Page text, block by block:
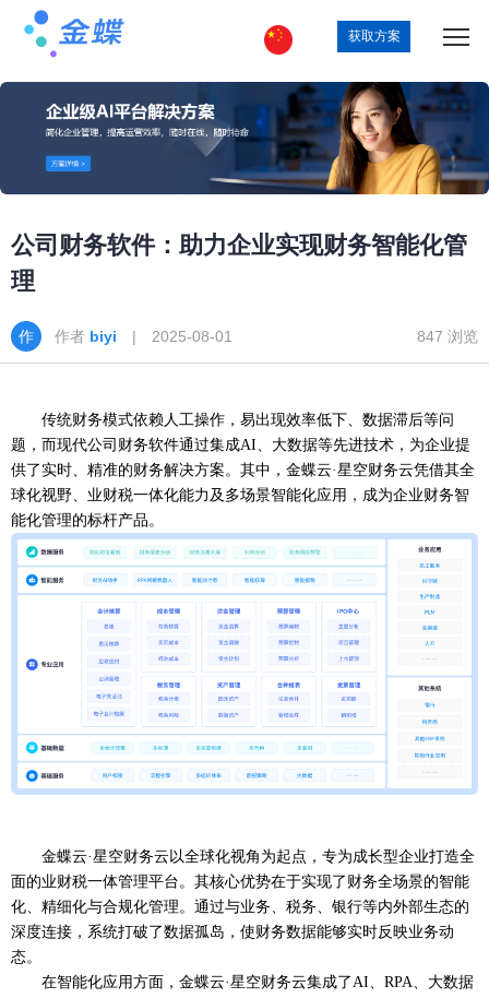
获取方案
公司财务软件：助力企业实现财务智能化管
理
作者 biyi | 2025-08-01 847 浏览
传统财务模式依赖人工操作，易出现效率低下、数据滞后等问
题，而现代公司财务软件通过集成AI、大数据等先进技术，为企业提
供了实时、精准的财务解决方案。其中，金蝶云·星空财务云凭借其全
球化视野、业财税一体化能力及多场景智能化应用，成为企业财务智
能化管理的标杆产品。
金蝶云·星空财务云以全球化视角为起点，专为成长型企业打造全
面的业财税一体管理平台。其核心优势在于实现了财务全场景的智能
化、精细化与合规化管理。通过与业务、税务、银行等内外部生态的
深度连接，系统打破了数据孤岛，使财务数据能够实时反映业务动
态。
在智能化应用方面，金蝶云·星空财务云集成了AI、RPA、大数据